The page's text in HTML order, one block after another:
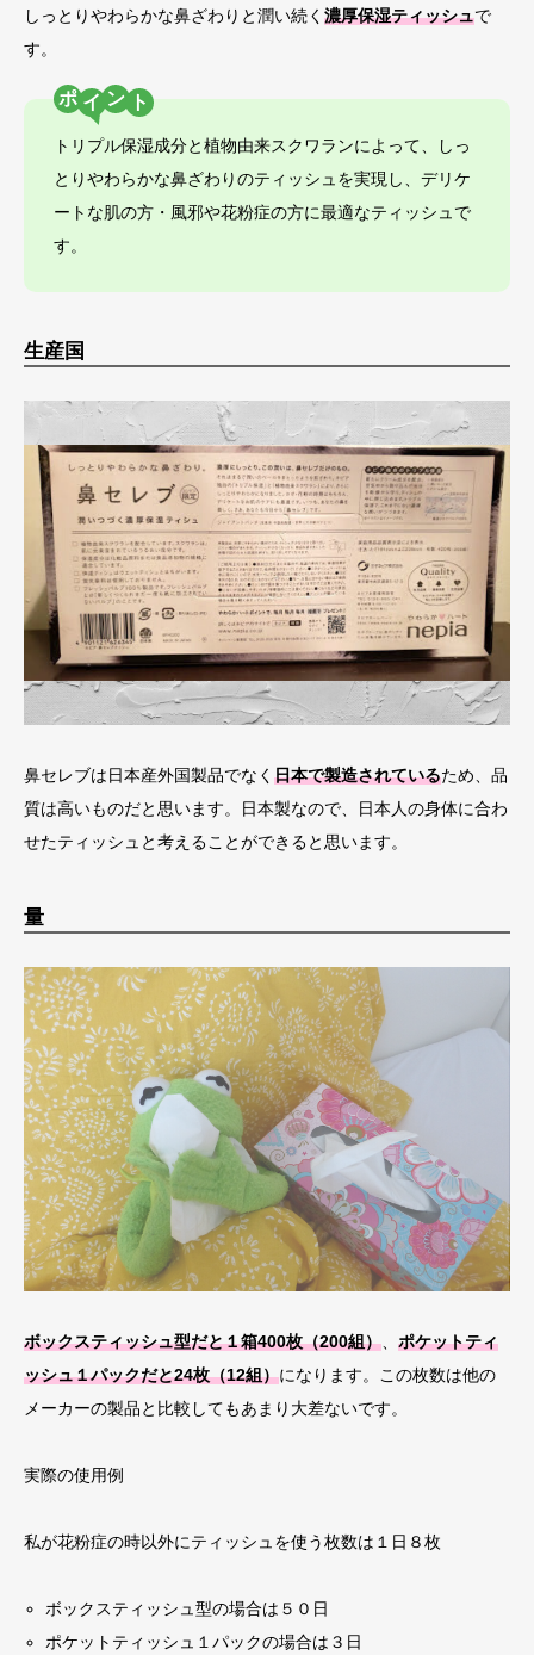
しっとりやわらかな鼻ざわりと潤い続く 濃厚保湿ティッシュで
す。
ポ ン
トリプル保湿成分と植物由来スクワランによって、しっ
とりやわらかな鼻ざわりのティッシュを実現し、デリケ
ートな肌の方・風邪や花粉症の方に最適なティッシュで
す。
生産国
鼻セレブは日本産外国製品でなく 日本で製造されているため、品
質は高いものだと思います。日本製なので、日本人の身体に合わ
せたティッシュと考えることができると思います。
量
ボックスティッシュ型だと１箱400枚（200組）
ポケットティ
ッシュ１パックだと24枚（12組）になります。この枚数は他の
メーカーの製品と比較してもあまり大差ないです。
実際の使用例
私が花粉症の時以外にティッシュを使う枚数は１日８枚
ボックスティッシュ型の場合は５０日
ポケットティッシュ１パックの場合は３日